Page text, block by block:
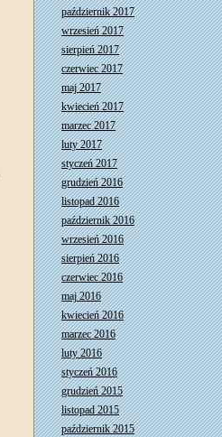
październik 2017
wrzesień 2017
sierpień 2017
czerwiec 2017
maj 2017
kwiecień 2017
marzec 2017
luty 2017
styczeń 2017
grudzień 2016
listopad 2016
październik 2016
wrzesień 2016
sierpień 2016
czerwiec 2016
maj 2016
kwiecień 2016
marzec 2016
luty 2016
styczeń 2016
grudzień 2015
listopad 2015
październik 2015